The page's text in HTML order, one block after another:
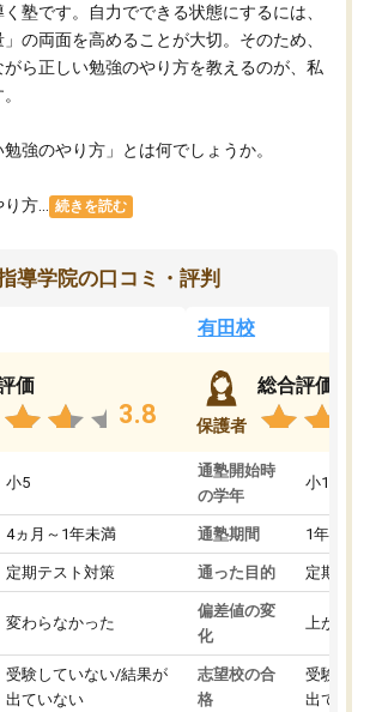
塾です。自力でできる状態にするには、
の両面を高めることが大切。そのため、
ら正しい勉強のやり方を教えるのが、私
強のやり方」とは何でしょうか。
方... 続きを読む
導学院の口コミ・評判
価
3.8
小5
4ヵ月～1年未満
定期テスト対策
変わらなかった
受験していない/結果が
出ていない
有田校
保護者
総合評価
通塾開始時
の学年
小1
通塾期間 1年以上
通った目的 定期テス
偏差値の変
化
上がった
志望校の合
格
受験して
出ていな